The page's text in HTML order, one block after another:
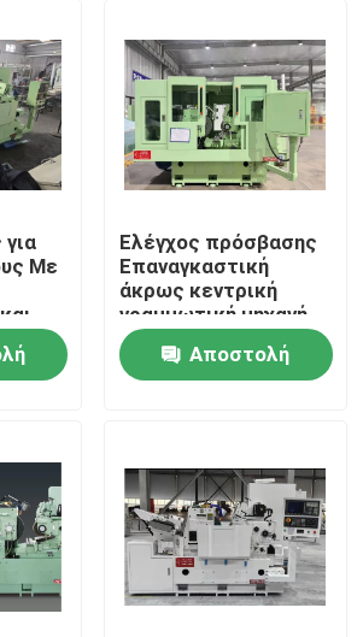
Με
Ελέγχος πρόσβασης
Επαναγκαστική
άκρως κεντρική
γραμμωτική μηχανή
με ισχυρή κατασκευή
και δυνατότητες
γραμμώσεως για
Αποστολή